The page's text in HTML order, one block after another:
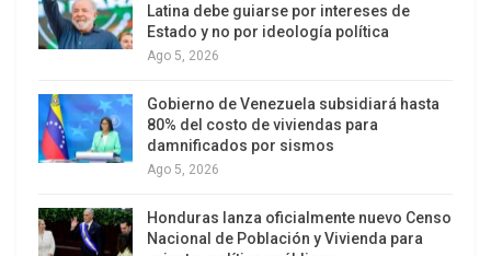
que el próximo paso sea la reactivación de la
exbase militar estadounidense en Manta.
La campaña de guerra psicológica en el caso
venezolano ha estado dirigida a crear identidades
políticas no solo contrapuestas, tratando que las
mismas adquieran un carácter insalvable incluso
desde el punto de vista político y social. La misma
práctica se aplica a diversos países de la región.
Latina debe guiarse por intereses de
Estado y no por ideología política
Ago 5, 2026
Gobierno de Venezuela subsidiará hasta
80% del costo de viviendas para
damnificados por sismos
Ago 5, 2026
Honduras lanza oficialmente nuevo Censo
Nacional de Población y Vivienda para